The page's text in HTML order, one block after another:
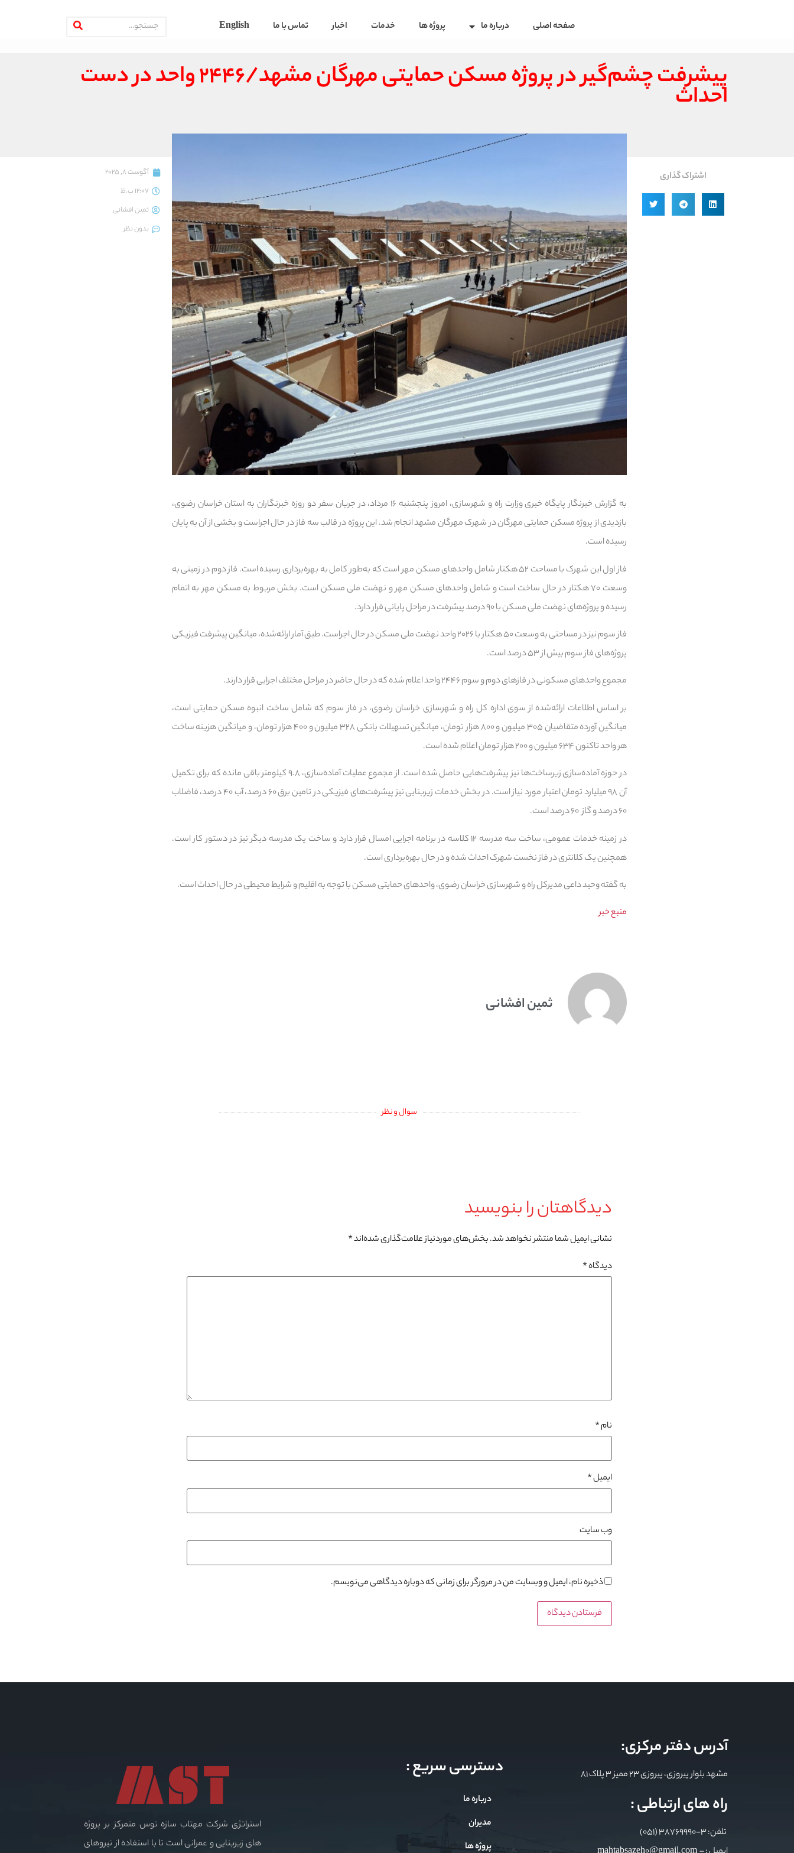
صفحه اصلی درباره ما پروژه ها خدمات اخبار تماس با ما English
پیشرفت چشم‌گیر در پروژه مسکن حمایتی مهرگان مشهد/۲۴۴۶ واحد در دست
احداث
اشتراک گذاری
به گزارش خبرنگار پایگاه خبری وزارت راه و شهرسازی، امروز پنجشنبه ۱۶ مرداد، در جریان سفر دو روزه خبرنگاران به استان خراسان رضوی،
بازدیدی از پروژه مسکن حمایتی مهرگان در شهرک مهرگان مشهد انجام شد. این پروژه در قالب سه فاز در حال اجراست و بخشی از آن به پایان
رسیده است.
فاز اول این شهرک با مساحت ۵۲ هکتار شامل واحدهای مسکن مهر است که به‌طور کامل به بهره‌برداری رسیده است. فاز دوم در زمینی به
وسعت ۷۰ هکتار در حال ساخت است و شامل واحدهای مسکن مهر و نهضت ملی مسکن است. بخش مربوط به مسکن مهر به اتمام
رسیده و پروژه‌های نهضت ملی مسکن با ۹۰ درصد پیشرفت در مراحل پایانی قرار دارد.
فاز سوم نیز در مساحتی به وسعت ۵۰ هکتار با ۲۰۲۶ واحد نهضت ملی مسکن در حال اجراست. طبق آمار ارائه‌شده، میانگین پیشرفت فیزیکی
پروژه‌های فاز سوم بیش از ۵۳ درصد است.
مجموع واحدهای مسکونی در فازهای دوم و سوم ۲۴۴۶ واحد اعلام شده که در حال حاضر در مراحل مختلف اجرایی قرار دارند.
بر اساس اطلاعات ارائه‌شده از سوی اداره کل راه و شهرسازی خراسان رضوی، در فاز سوم که شامل ساخت انبوه مسکن حمایتی است،
میانگین آورده متقاضیان ۳۰۵ میلیون و ۸۰۰ هزار تومان، میانگین تسهیلات بانکی ۳۲۸ میلیون و ۴۰۰ هزار تومان، و میانگین هزینه ساخت
هر واحد تاکنون ۶۳۴ میلیون و ۲۰۰ هزار تومان اعلام شده است.
در حوزه آماده‌سازی زیرساخت‌ها نیز پیشرفت‌هایی حاصل شده است. از مجموع عملیات آماده‌سازی، ۹.۸ کیلومتر باقی مانده که برای تکمیل
آن ۹۸ میلیارد تومان اعتبار مورد نیاز است. در بخش خدمات زیربنایی نیز پیشرفت‌های فیزیکی در تامین برق ۶۰ درصد، آب ۴۰ درصد، فاضلاب
۶۰ درصد و گاز ۶۰ درصد است.
در زمینه خدمات عمومی، ساخت سه مدرسه ۱۲ کلاسه در برنامه اجرایی امسال قرار دارد و ساخت یک مدرسه دیگر نیز در دستور کار است.
همچنین یک کلانتری در فاز نخست شهرک احداث شده و در حال بهره‌برداری است.
به گفته وحید داعی مدیرکل راه و شهرسازی خراسان رضوی، واحدهای حمایتی مسکن با توجه به اقلیم و شرایط محیطی در حال احداث است.
منبع خبر
ثمین افشانی
سوال و نظر
دیدگاهتان را بنویسید
نشانی ایمیل شما منتشر نخواهد شد.بخش‌های موردنیاز علامت‌گذاری شده‌اند*
دیدگاه*
نام*
ایمیل*
وب‌ سایت
ذخیره نام، ایمیل و وبسایت من در مرورگر برای زمانی که دوباره دیدگاهی می‌نویسم.
آگوست 8, 2025
12:07 ب.ظ
ثمین افشانی
بدون نظر
آدرس دفتر مرکزی:
مشهد بلوار پیروزی، پیروزی 23 ممیز 3 پلاک 81
راه های ارتباطی :
تلفن: 3-38769990 (051)
دسترسی سریع :
درباره ما
مدیران
پروژه ها
استراتژی شرکت مهتاب سازه توس متمرکز بر پروژه
های زیربنایی و عمرانی است تا با استفاده از نیروهای